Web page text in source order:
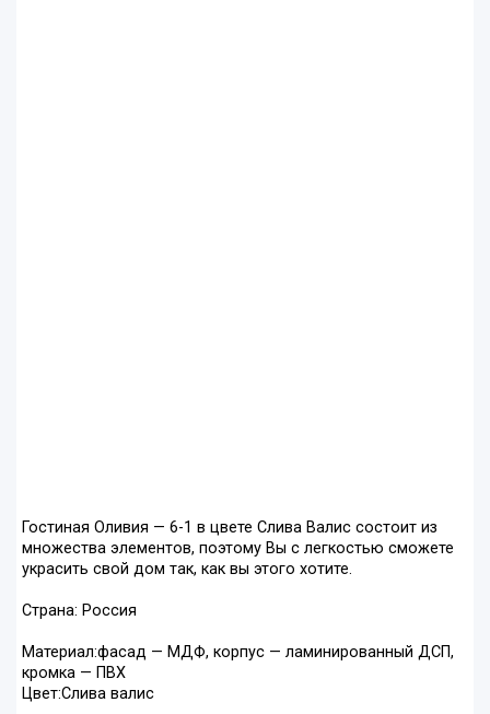
Гостиная Оливия — 6-1 в цвете Слива Валис состоит из
множества элементов, поэтому Вы с легкостью сможете
украсить свой дом так, как вы этого хотите.
Страна: Россия
Материал:фасад — МДФ, корпус — ламинированный ДСП,
кромка — ПВХ
Цвет:Слива валис